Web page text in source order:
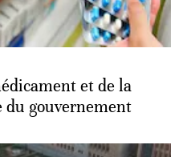
et de la
gouvernement